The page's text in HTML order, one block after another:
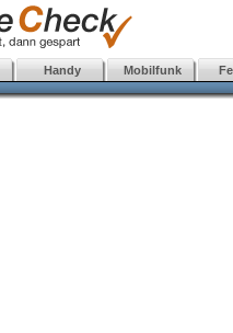
Handy Mobilfunk